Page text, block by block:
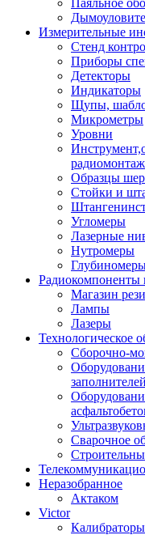
Паяльное
Измерительные
Стенд
Приборы
Детекторы
Индикаторы
Щупы,
Микрометры
Уровни
Образцы
Стойки и
Угломеры
Лазерные
Нутромеры
Радиокомпоненты
Магазин
Лампы
Лазеры
Технологическое
Сборочно-
заполнителей
Сварочное
Неразобранное
Актаком
Victor